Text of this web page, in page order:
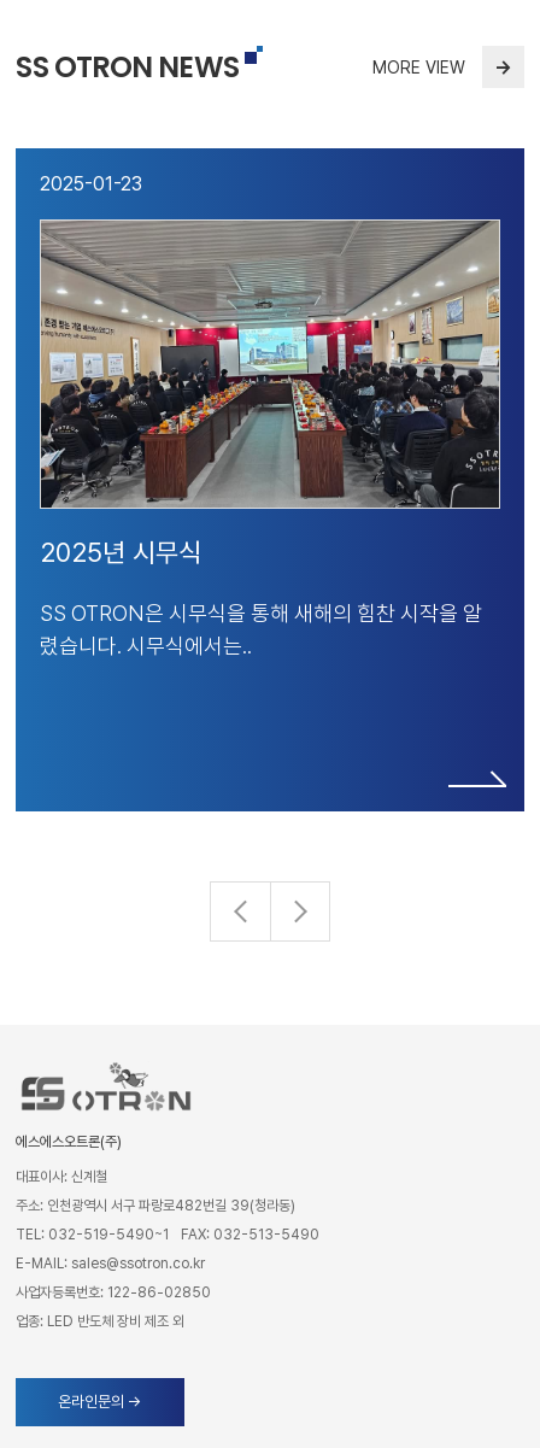
SS OTRON NEWS MORE VIEW →
2025-01-23
2025년 시무식
SS OTRON은 시무식을 통해 새해의 힘찬 시작을 알
렸습니다. 시무식에서는..
에스에스오트론(주)
대표이사: 신계철
주소: 인천광역시 서구 파랑로482번길 39(청라동)
TEL: 032-519-5490~1
FAX: 032-513-5490
E-MAIL: sales@ssotron.co.kr
사업자등록번호: 122-86-02850
업종: LED 반도체 장비 제조 외
온라인문의 →